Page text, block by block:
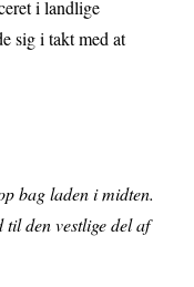
i landlige
sig i takt med at
bag laden i midten.
til den vestlige del af